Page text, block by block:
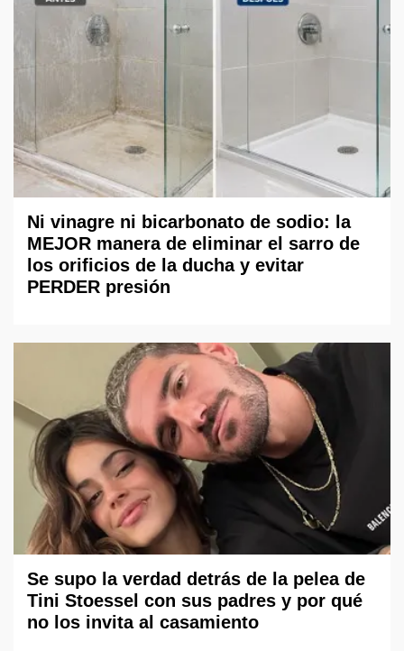
Ni vinagre ni bicarbonato de sodio: la
MEJOR manera de eliminar el sarro de
los orificios de la ducha y evitar
PERDER presión
Se supo la verdad detrás de la pelea de
Tini Stoessel con sus padres y por qué
no los invita al casamiento